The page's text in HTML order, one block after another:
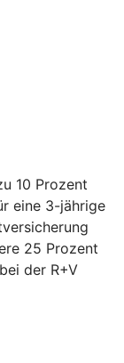
10 Prozent
eine 3-jährige
25 Prozent
der R+V